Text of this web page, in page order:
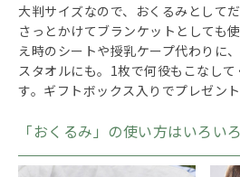
大判サイズなので、おくるみとして
さっとかけてブランケットとしても
え時のシートや授乳ケープ代わりに
スタオルにも。1枚で何役もこなし
す。ギフトボックス入りでプレゼン
「おくるみ」の使い方はいろい